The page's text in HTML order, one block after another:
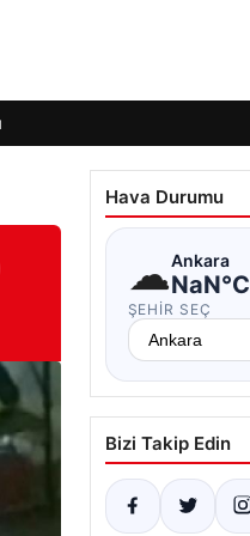
Hava Durumu
☁Ankara
NaN°C
ŞEHIR SEÇ
Bizi Takip Edin